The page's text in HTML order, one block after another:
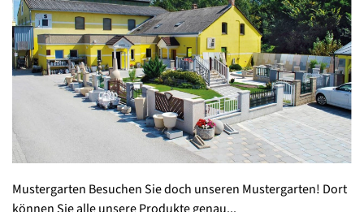
Mustergarten Besuchen Sie doch unseren Mustergarten! Dort